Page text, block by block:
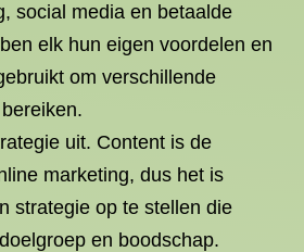
social media en betaalde
elk hun eigen voordelen en
om verschillende
uit. Content is de
marketing, dus het is
strategie op te stellen die
en boodschap.